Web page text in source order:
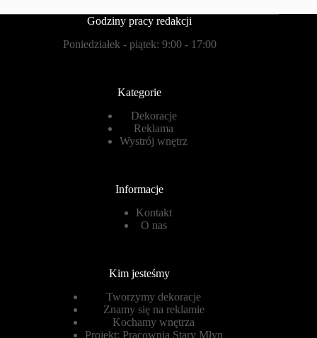
Godziny pracy redakcji
Poniedziałek - piątek: 9:00 - 17:00
Kategorie
Dekoracje
Reklama
Wystrój wnętrz
Informacje
Kontakt
O nas
Kim jesteśmy
Tworzymy dekoracje
Znamy się na reklamie
Kochamy wnętrza
Projekt: Pracownia Stary Młyn